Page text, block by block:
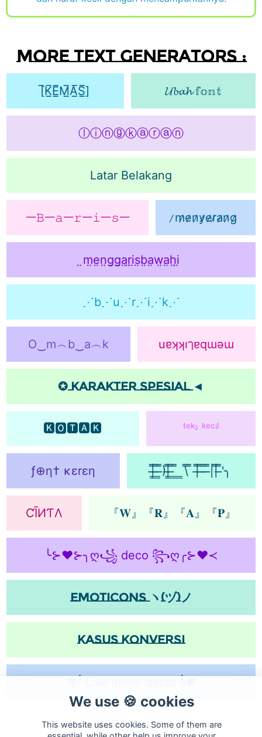
More text generators :
[̅K̲̅E̲̅M̲̅A̲̅S̲̅] 𝓤𝓫𝓪𝓱 𝕗𝕠𝕟𝕥
ⓛⓘⓝⓖⓚⓐⓡⓐⓝ
Latar Belakang
ᅳ𝙱ᅳ𝚊ᅳ𝚛ᅳ𝚒ᅳ𝚜ᅳ ̷m̷e̷n̷y̷e̷r̷a̷n̷g̷
̤m̤e̤n̤g̤g̤a̤r̤i̤s̤b̤a̤w̤a̤h̤i̤
⋰b⋰u⋰r⋰i⋰k⋰
O‿m︵b‿a︵k uɐʞʞıๅɐqɯǝɯ
✪ Karakter spesial ◄
🅺🅾🆃🅰🅺 ᵗᵉᵏᶳ ᵏᵉᶜᶤˡ
ƒ⊕η† κεrεη |̶͇̿ ̶͇̿ ̶͇̿)|̶͇̿ ̶͇̿ ͇̿ ͇ ͇\̿ ̿ |̶̿ ̶̿ ̶̿ ̶̿||̿ ̶̿'╮
ƇĪИƬΛ 『𝐖』『𝐑』『𝐀』『𝐏』
╰⊱♥⊱╮ღ꧁ deco ꧂ღ╭⊱♥≺
Emoticonsヽ(ヅ)ノ
KaSuS konversi
🎄 Christmas
We use 🍪 cookies
This website uses cookies. Some of them are